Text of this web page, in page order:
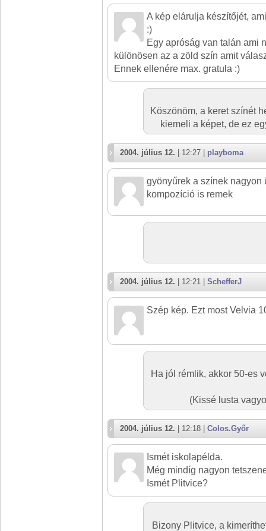
A kép elárulja készítőjét,
:)
Egy apróság van talán ami
különösen az a zöld szín amit
Ennek ellenére max. gratula :)
Köszönöm, a keret színét
kiemeli a képet, de ez
2004. július 12. | 12:27 | playboma
gyönyűrek a színek nagyon
kompozíció is remek
2004. július 12. | 12:21 | SchefferJ
Szép kép. Ezt most Velvia
Ha jól rémlik, akkor 50-es
(Kissé lusta
2004. július 12. | 12:18 | Colos.Győr
Ismét iskolapélda.
Még mindíg nagyon
Ismét Plitvice?
Bizony Plitvice, a